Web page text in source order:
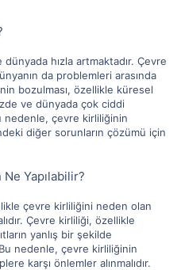
hızla artmaktadır. Çevre
da problemleri arasında
bozulması, özellikle küresel
ve dünyada çok ciddi
nedenle, çevre kirliliğinin
diğer sorunların çözümü için
Yapılabilir?
çevre kirliliğini neden olan
Çevre kirliliği, özellikle
yanlış bir şekilde
Bu nedenle, çevre kirliliğinin
karşı önlemler alınmalıdır.